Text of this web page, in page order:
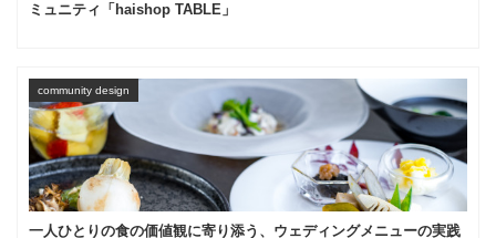
ミュニティ「haishop TABLE」
community design
一人ひとりの食の価値観に寄り添う、ウェディングメニューの実践